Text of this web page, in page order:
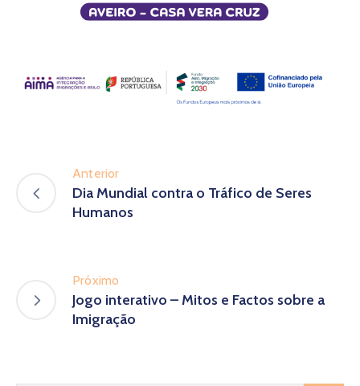
Anterior
Dia Mundial contra o Tráfico de Seres
Humanos
Próximo
Jogo interativo – Mitos e Factos sobre a
Imigração